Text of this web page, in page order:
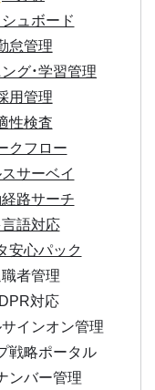
ュボード
怠管理
グ・学習管理
用管理
性検査
クフロー
サーベイ
路サーチ
語対応
安心パック
者管理
対応
インオン管理
戦略ポータル
ンバー管理